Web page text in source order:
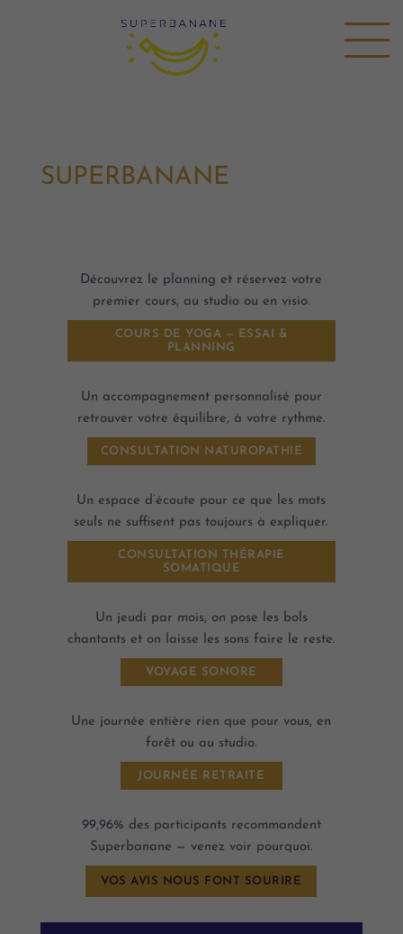
SUPERBANANE
Découvrez le planning et réservez votre
premier cours, au studio ou en visio.
COURS DE YOGA — ESSAI &
PLANNING
Un accompagnement personnalisé pour
retrouver votre équilibre, à votre rythme.
CONSULTATION NATUROPATHIE
Un espace d’écoute pour ce que les mots
seuls ne suffisent pas toujours à expliquer.
CONSULTATION THÉRAPIE
SOMATIQUE
Un jeudi par mois, on pose les bols
chantants et on laisse les sons faire le reste.
VOYAGE SONORE
Une journée entière rien que pour vous, en
forêt ou au studio.
JOURNÉE RETRAITE
99,96% des participants recommandent
Superbanane — venez voir pourquoi.
VOS AVIS NOUS FONT SOURIRE